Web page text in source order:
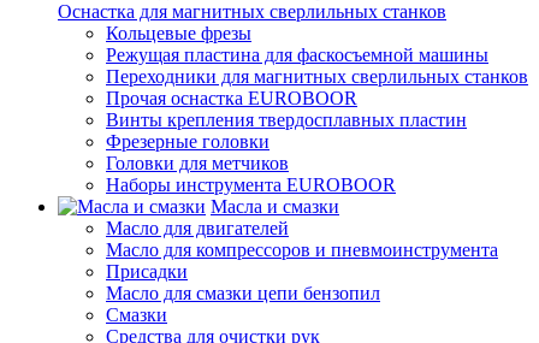
Оснастка для магнитных сверлильных станков
Кольцевые фрезы
Режущая пластина для фаскосъемной машины
Переходники для магнитных сверлильных станков
Прочая оснастка EUROBOOR
Винты крепления твердосплавных пластин
Фрезерные головки
Головки для метчиков
Наборы инструмента EUROBOOR
Масла и смазки
Масло для двигателей
Масло для компрессоров и пневмоинструмента
Присадки
Масло для смазки цепи бензопил
Смазки
Средства для очистки рук